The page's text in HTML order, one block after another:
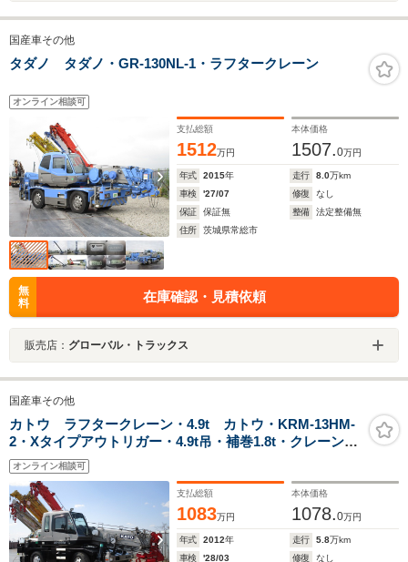
国産車その他
タダノ タダノ・GR-130NL-1・ラフタークレーン
オンライン相談可
支払総額
1512万円
本体価格
1507.0万円
年式 2015年 走行 8.0万km
車検
'27/07 修復
なし
保証
保証無 整備
法定整備無
住所
茨城県常総市
無
料
在庫確認・見積依頼
販売店： グローバル・トラックス
国産車その他
カトウ ラフタークレーン・4.9t カトウ・KRM-13HM-
2・Xタイプアウトリガー・4.9t吊・補巻1.8t・クレーン検
査R10.4.3まで
オンライン相談可
支払総額
1083万円
本体価格
1078.0万円
年式 2012年 走行 5.8万km
車検
'28/03 修復
なし